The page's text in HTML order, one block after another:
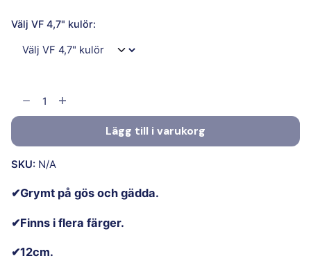
Välj VF 4,7" kulör:
Lägg till i varukorg
SKU: N/A
✔Grymt på gös och gädda.
✔Finns i flera färger.
✔12cm.